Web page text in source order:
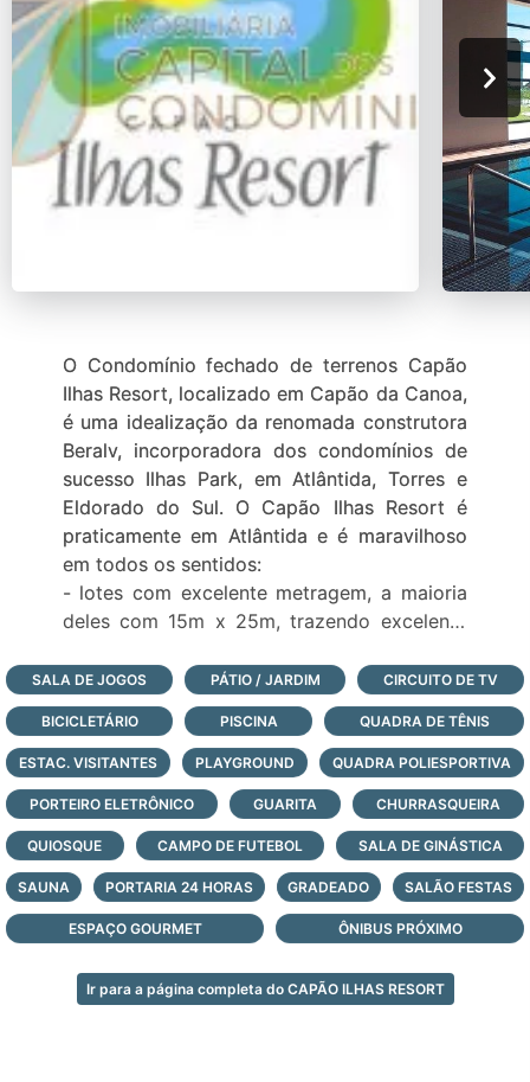
O Condomínio fechado de terrenos Capão
Ilhas Resort, localizado em Capão da Canoa,
é uma idealização da renomada construtora
Beralv, incorporadora dos condomínios de
sucesso Ilhas Park, em Atlântida, Torres e
Eldorado do Sul. O Capão Ilhas Resort é
praticamente em Atlântida e é maravilhoso
em todos os sentidos:
- lotes com excelente metragem, a maioria
deles com 15m x 25m, trazendo excelente
350m²;
- lotes beira lago;
- localização privilegiada e fácil acesso, com
elevada exclusiva do condomínio pela
Estrada do Mar;
- O condomínio possui o lado leste e lado
oeste, este último banhado pela lagoa dos
quadros;
- infraestrutura de lazer completa com
acesso a lagoa e serviço de reboque
- portaria com monitoramento e segurança
SALA DE JOGOS PÁTIO / JARDIM CIRCUITO DE TV
BICICLETÁRIO PISCINA QUADRA DE TÊNIS
ESTAC. VISITANTES PLAYGROUND QUADRA POLIESPORTIVA
PORTEIRO ELETRÔNICO GUARITA CHURRASQUEIRA
QUIOSQUE CAMPO DE FUTEBOL SALA DE GINÁSTICA
SAUNA PORTARIA 24 HORAS GRADEADO SALÃO FESTAS
ESPAÇO GOURMET ÔNIBUS PRÓXIMO
Ir para a página completa do CAPÃO ILHAS RESORT